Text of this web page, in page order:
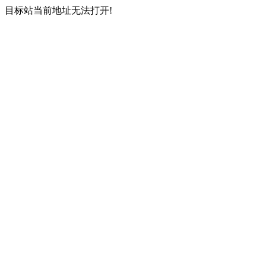
目标站当前地址无法打开!